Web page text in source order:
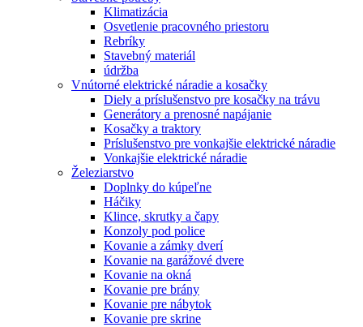
Klimatizácia
Osvetlenie pracovného priestoru
Rebríky
Stavebný materiál
údržba
Vnútorné elektrické náradie a kosačky
Diely a príslušenstvo pre kosačky na trávu
Generátory a prenosné napájanie
Kosačky a traktory
Príslušenstvo pre vonkajšie elektrické náradie
Vonkajšie elektrické náradie
Železiarstvo
Doplnky do kúpeľne
Háčiky
Klince, skrutky a čapy
Konzoly pod police
Kovanie a zámky dverí
Kovanie na garážové dvere
Kovanie na okná
Kovanie pre brány
Kovanie pre nábytok
Kovanie pre skrine